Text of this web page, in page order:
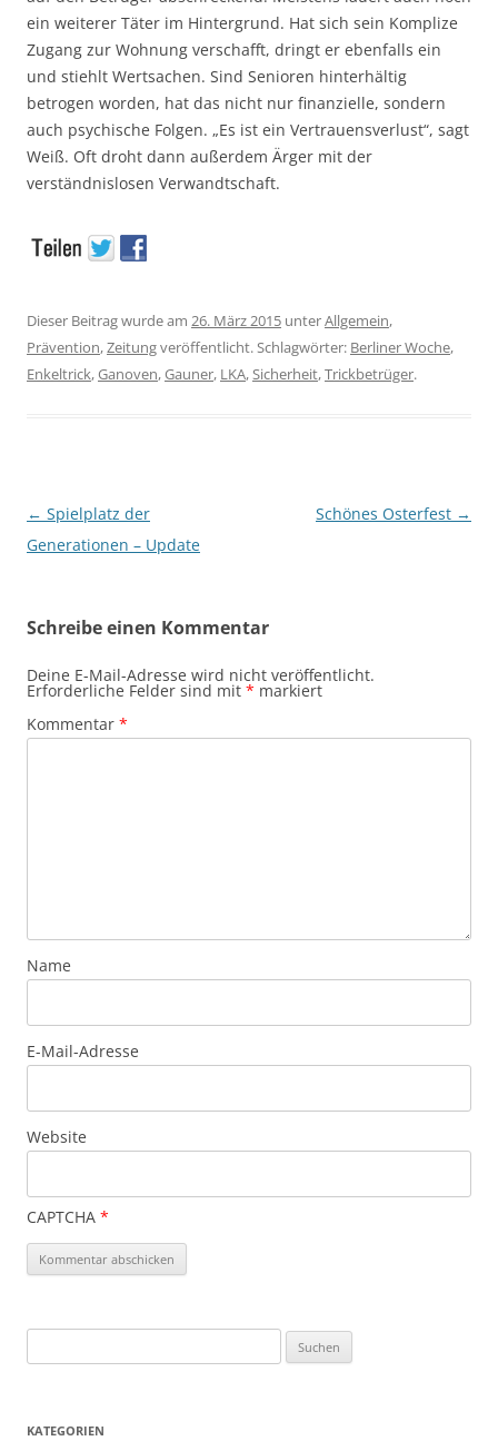
ein weiterer Täter im Hintergrund. Hat sich sein Komplize
Zugang zur Wohnung verschafft, dringt er ebenfalls ein
und stiehlt Wertsachen. Sind Senioren hinterhältig
betrogen worden, hat das nicht nur finanzielle, sondern
auch psychische Folgen. „Es ist ein Vertrauensverlust“, sagt
Weiß. Oft droht dann außerdem Ärger mit der
verständnislosen Verwandtschaft.
Dieser Beitrag wurde am 26. März 2015 unterAllgemein,
Prävention,Zeitungveröffentlicht. Schlagwörter: Berliner Woche,
Enkeltrick,Ganoven,Gauner, LKA,Sicherheit,Trickbetrüger.
Beitragsnavigation
← Spielplatz der
Generationen – Update
Schönes Osterfest →
Schreibe einen Kommentar
Deine E-Mail-Adresse wird nicht veröffentlicht.
Erforderliche Felder sind mit * markiert
Kommentar *
Name
E-Mail-Adresse
Website
CAPTCHA *
nach:
KATEGORIEN